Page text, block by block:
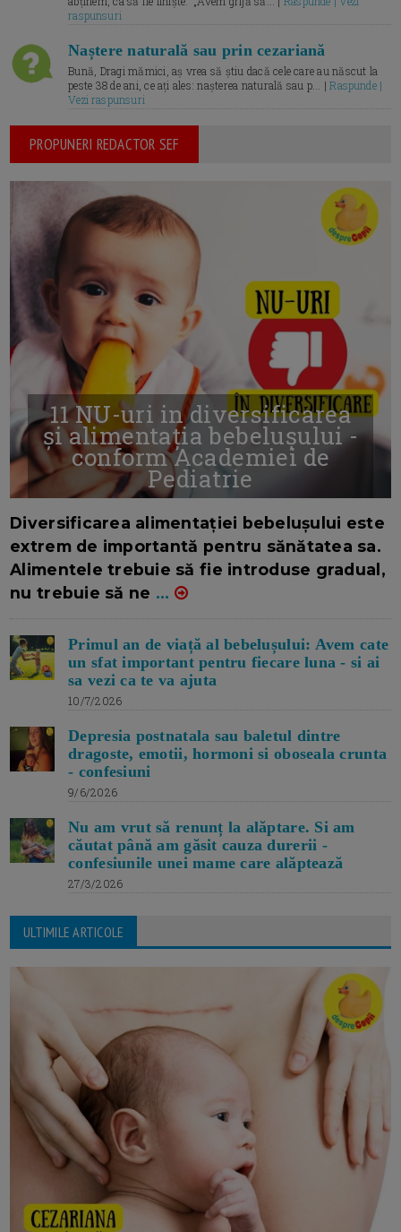
raspunsuri
Naștere naturală sau prin cezariană
Bună, Dragi mămici, aș vrea să știu dacă cele care au născut la
peste 38 de ani, ce ați ales: nașterea naturală sau p... |Raspunde |
Vezi raspunsuri
PROPUNERI REDACTOR SEF
11 NU-uri in diversificarea
și alimentația bebelușului -
conform Academiei de
Pediatrie
Diversificarea alimentației bebelușului este
extrem de importantă pentru sănătatea sa.
Alimentele trebuie să fie introduse gradual,
nu trebuie să ne ...
Primul an de viață al bebelușului: Avem cate
un sfat important pentru fiecare luna - si ai
sa vezi ca te va ajuta
10/7/2026
Depresia postnatala sau baletul dintre
dragoste, emotii, hormoni si oboseala crunta
- confesiuni
9/6/2026
Nu am vrut să renunț la alăptare. Si am
căutat până am găsit cauza durerii -
confesiunile unei mame care alăptează
27/3/2026
ULTIMILE ARTICOLE